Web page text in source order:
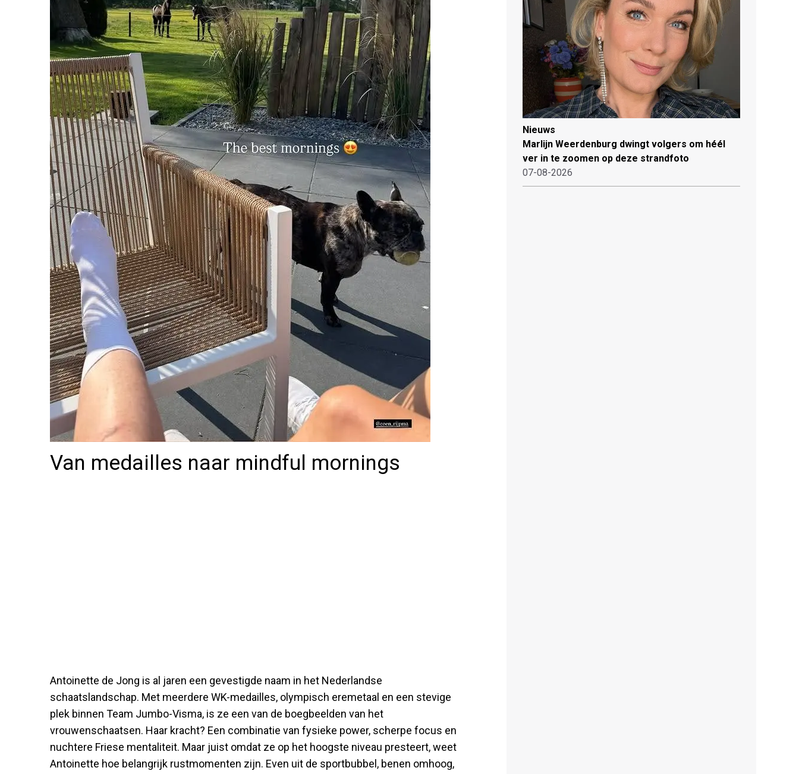
Van medailles naar mindful mornings
Antoinette de Jong is al jaren een gevestigde naam in het Nederlandse
schaatslandschap. Met meerdere WK-medailles, olympisch eremetaal en een stevige
plek binnen Team Jumbo-Visma, is ze een van de boegbeelden van het
vrouwenschaatsen. Haar kracht? Een combinatie van fysieke power, scherpe focus en
nuchtere Friese mentaliteit. Maar juist omdat ze op het hoogste niveau presteert, weet
Antoinette hoe belangrijk rustmomenten zijn. Even uit de sportbubbel, benen omhoog,
Nieuws
Marlijn Weerdenburg dwingt volgers om héél
ver in te zoomen op deze strandfoto
07-08-2026